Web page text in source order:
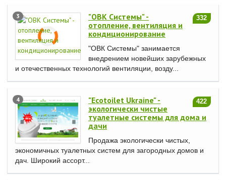
3 332
"ОВК Системы" -
отопление, вентиляция и
кондиционирование
"ОВК Системы" занимается
внедрением новейших зарубежных
и отечественных технологий вентиляции, возду...
4 422
"Ecotoilet Ukraine" -
экологически чистые
туалетные системы для дома и
дачи
Продажа экологически чистых,
экономичных туалетных систем для загородных домов и
дач. Широкий ассорт...